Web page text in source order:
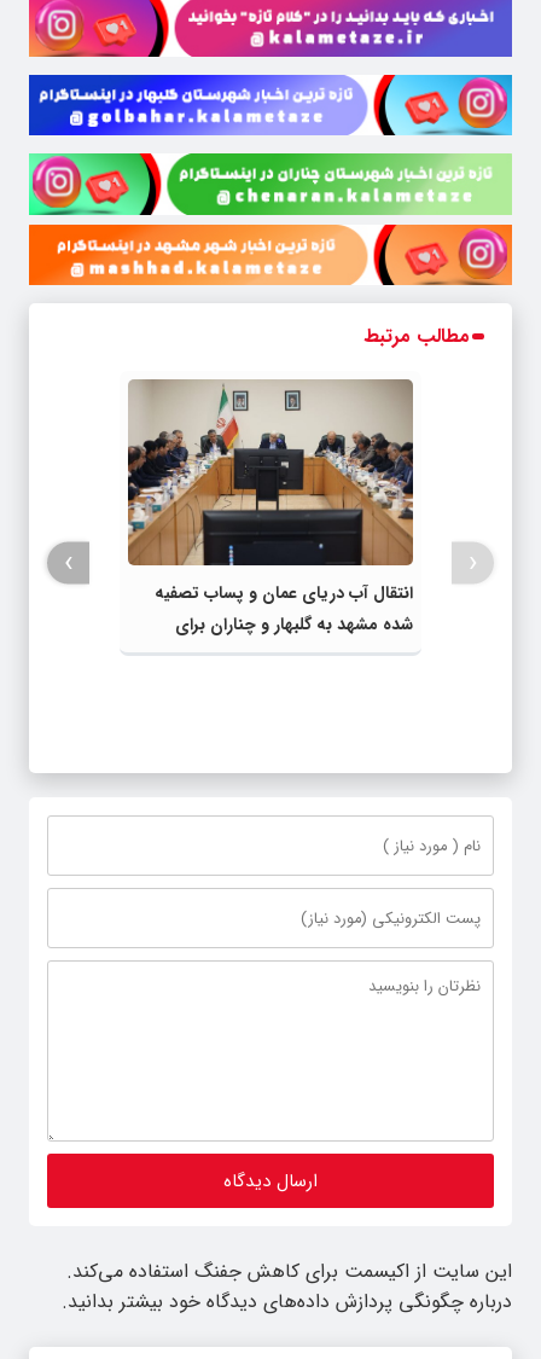
مطالب مرتبط
انتقال آب دریای عمان و پساب تصفیه
شده مشهد به گلبهار و چناران برای
مصارف صنعتی و کشاورزی | لزوم تسریع
‹
›
این سایت از اکیسمت برای کاهش جفنگ استفاده می‌کند.
درباره چگونگی پردازش داده‌های دیدگاه خود بیشتر بدانید.